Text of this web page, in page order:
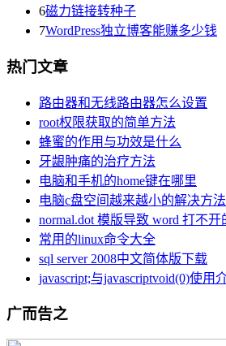
6磁力链接转种子
7WordPress独立博客能赚多少钱
热门文章
路由器和无线路由器怎么设置
root权限获取的简单方法
蜂蜜的作用与功效是什么
牙龈肿痛的治疗方法
电脑和手机的home键在哪里
电脑c盘空间越来越小的解决方法
normal.dot 模版导致 word 打不
常用的linux命令大全
sql server 2008中文简体版下载
javascript;与javascriptvoid(0)使用
广而告之